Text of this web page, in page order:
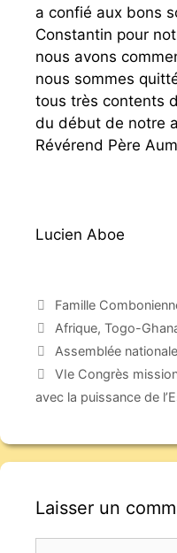
a confié aux bons
Constantin pour
nous avons
nous sommes
tous très contents
du début de notre
Révérend Père
Lucien Aboe
Famille
Afrique, Togo-
Assemblée
VIe Congrès
avec la puissance de
Laisser un